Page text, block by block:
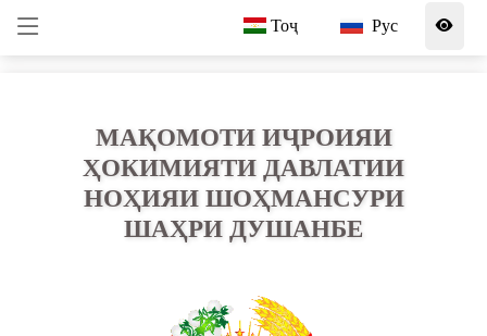
Тоҷ Рус
МАҚОМОТИ ИҶРОИЯИ
ҲОКИМИЯТИ ДАВЛАТИИ
НОҲИЯИ ШОҲМАНСУРИ
ШАҲРИ ДУШАНБЕ